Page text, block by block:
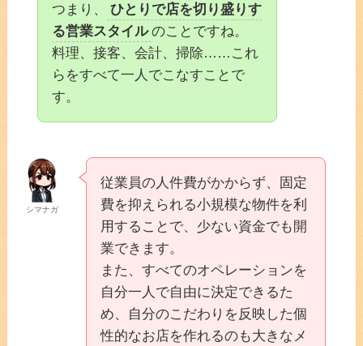
つまり、
ひとりで店を切り盛りす
る営業スタイル のことですね。
料理、接客、会計、掃除……これ
らをすべて一人でこなすことで
す。
シマナガ
従業員の人件費がかからず、固定
費を抑えられる小規模な物件を利
用することで、少ない資金でも開
業できます。
また、すべてのオペレーションを
自分一人で自由に決定できるた
め、自分のこだわりを反映した個
性的なお店を作れるのも大きなメ